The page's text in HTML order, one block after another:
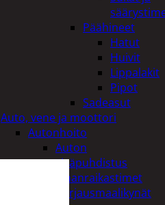
Päähineet
Hatut
Huivit
Lippalakit
Pipot
Sadeasut
Auto, vene ja moottori
Autonhoito
Auton
sisäpuhdistus
Ilmanraikastimet
Korjausmaalikynät